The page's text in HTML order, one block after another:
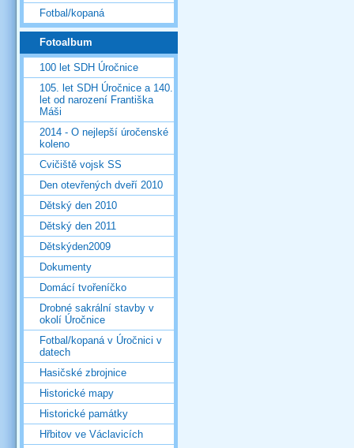
Fotbal/kopaná
Fotoalbum
100 let SDH Úročnice
105. let SDH Úročnice a 140.
let od narození Františka
Máši
2014 - O nejlepší úročenské
koleno
Cvičiště vojsk SS
Den otevřených dveří 2010
Dětský den 2010
Dětský den 2011
Dětskýden2009
Dokumenty
Domácí tvořeníčko
Drobné sakrální stavby v
okolí Úročnice
Fotbal/kopaná v Úročnici v
datech
Hasičské zbrojnice
Historické mapy
Historické památky
Hřbitov ve Václavicích